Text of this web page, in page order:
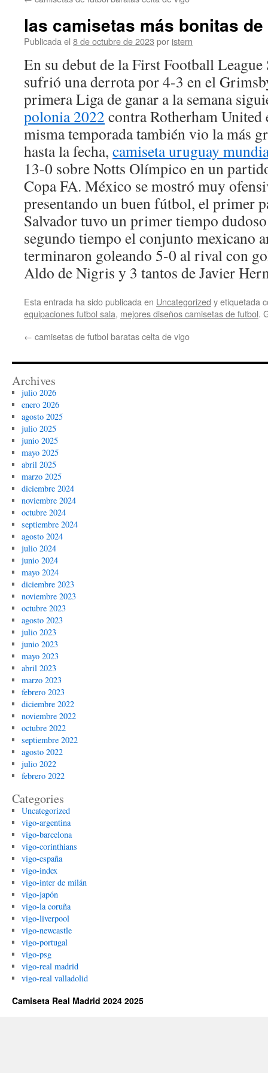
las camisetas más bonitas
Publicada el 8 de octubre de 2023 por istern
En su debut de la First Football League
sufrió una derrota por 4-3 en el
primera Liga de ganar a la semana
polonia 2022 contra Rotherham
misma temporada también vio la más
hasta la fecha, camiseta uruguay
13-0 sobre Notts Olímpico en un
Copa FA. México se mostró muy
presentando un buen fútbol, el primer
Salvador tuvo un primer tiempo
segundo tiempo el conjunto mexicano
terminaron goleando 5-0 al rival con
Aldo de Nigris y 3 tantos de Javier
Esta entrada ha sido publicada en Uncategorized y etiquetada
equipaciones futbol sala, mejores diseños camisetas de futbol.
← camisetas de futbol baratas celta de vigo
Archives
julio 2026
enero 2026
agosto 2025
julio 2025
junio 2025
mayo 2025
abril 2025
marzo 2025
diciembre 2024
noviembre 2024
octubre 2024
septiembre 2024
agosto 2024
julio 2024
junio 2024
mayo 2024
diciembre 2023
noviembre 2023
octubre 2023
agosto 2023
julio 2023
junio 2023
mayo 2023
abril 2023
marzo 2023
febrero 2023
diciembre 2022
noviembre 2022
octubre 2022
septiembre 2022
agosto 2022
julio 2022
febrero 2022
Categories
Uncategorized
vigo-argentina
vigo-barcelona
vigo-corinthians
vigo-españa
vigo-index
vigo-inter de milán
vigo-japón
vigo-la coruña
vigo-liverpool
vigo-newcastle
vigo-portugal
vigo-psg
vigo-real madrid
vigo-real valladolid
Camiseta Real Madrid 2024 2025